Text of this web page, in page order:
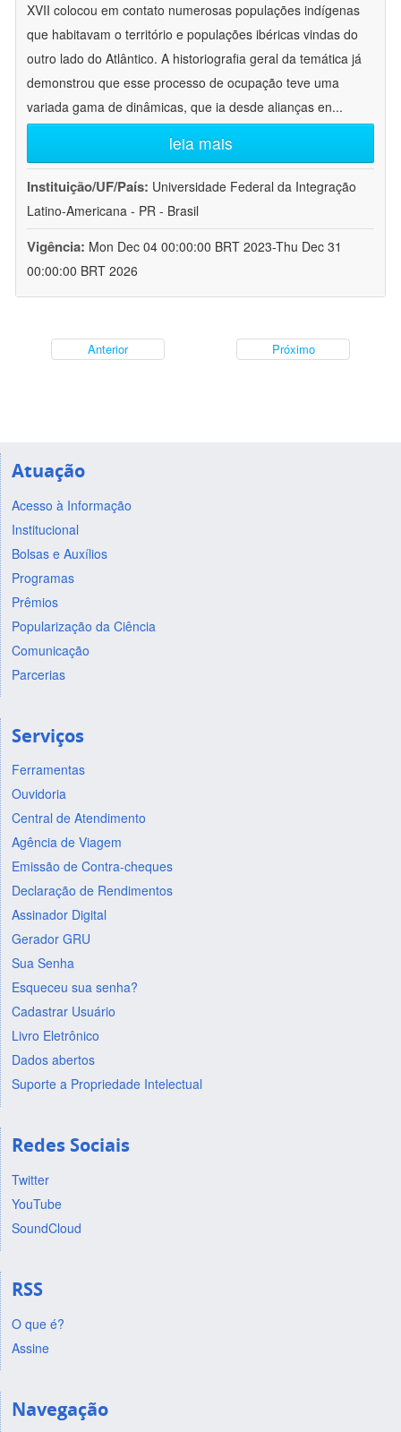
XVII colocou em contato numerosas populações indígenas
que habitavam o território e populações ibéricas vindas do
outro lado do Atlântico. A historiografia geral da temática já
demonstrou que esse processo de ocupação teve uma
variada gama de dinâmicas, que ia desde alianças en...
leia mais
Instituição/UF/País: Universidade Federal da Integração
Latino-Americana - PR - Brasil
Vigência: Mon Dec 04 00:00:00 BRT 2023-Thu Dec 31
00:00:00 BRT 2026
Anterior Próximo
Atuação
Acesso à Informação
Institucional
Bolsas e Auxílios
Programas
Prêmios
Popularização da Ciência
Comunicação
Parcerias
Serviços
Ferramentas
Ouvidoria
Central de Atendimento
Agência de Viagem
Emissão de Contra-cheques
Declaração de Rendimentos
Assinador Digital
Gerador GRU
Sua Senha
Esqueceu sua senha?
Cadastrar Usuário
Livro Eletrônico
Dados abertos
Suporte a Propriedade Intelectual
Redes Sociais
Twitter
YouTube
SoundCloud
RSS
O que é?
Assine
Navegação